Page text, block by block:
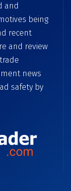
and
being
recent
and review
news
safety by